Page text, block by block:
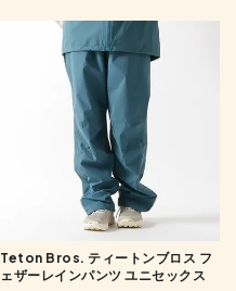
Teton Bros. ティートンブロス フ
ェザーレインパンツ ユニセックス